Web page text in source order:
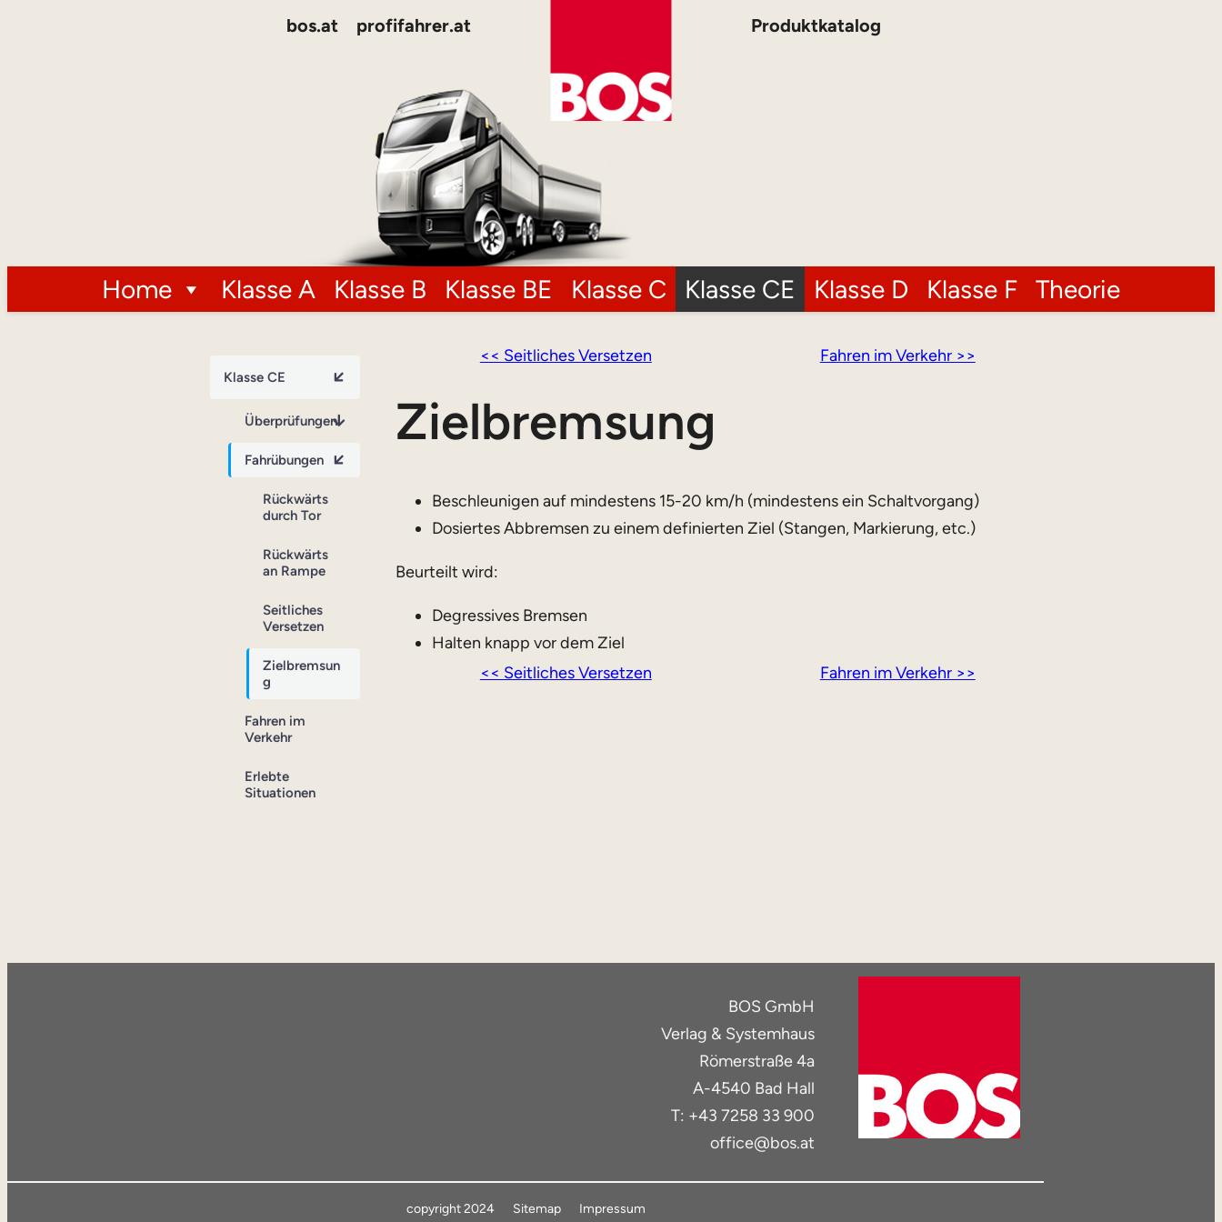
bos.at profifahrer.at Produktkatalog
Home Klasse A Klasse B Klasse BE Klasse C Klasse CE Klasse D Klasse F Theorie
Klasse CE
Überprüfungen
Fahrübungen
Rückwärts
durch Tor
Rückwärts
an Rampe
Seitliches
Versetzen
Zielbremsun
g
Fahren im
Verkehr
Erlebte
Situationen
<< Seitliches Versetzen Fahren im Verkehr >>
Zielbremsung
Beschleunigen auf mindestens 15-20 km/h (mindestens ein Schaltvorgang)
Dosiertes Abbremsen zu einem definierten Ziel (Stangen, Markierung, etc.)
Beurteilt wird:
Degressives Bremsen
Halten knapp vor dem Ziel
<< Seitliches Versetzen
Fahren im Verkehr >>
BOS GmbH
Verlag & Systemhaus
Römerstraße 4a
A-4540 Bad Hall
T: +43 7258 33 900
office@bos.at
copyright 2024 Sitemap Impressum